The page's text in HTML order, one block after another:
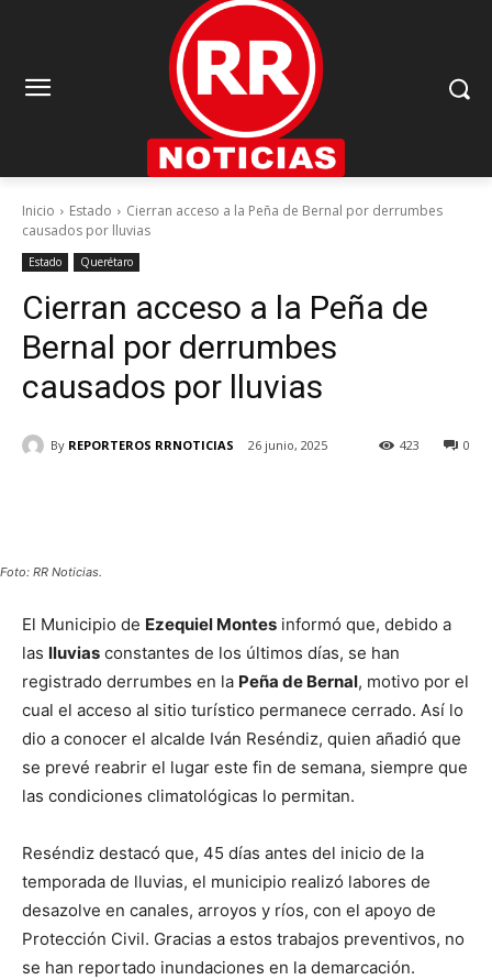
Inicio Estado
Cierran acceso a la Peña de Bernal por derrumbes
causados por lluvias
Estado Querétaro
Cierran acceso a la Peña de
Bernal por derrumbes
causados por lluvias
By REPORTEROS RRNOTICIAS 26 junio, 2025 0
423
Foto: RR Noticias.
El Municipio de Ezequiel Montes informó que, debido a
las lluvias constantes de los últimos días, se han
registrado derrumbes en la Peña de Bernal, motivo por el
cual el acceso al sitio turístico permanece cerrado. Así lo
dio a conocer el alcalde Iván Reséndiz, quien añadió que
se prevé reabrir el lugar este fin de semana, siempre que
las condiciones climatológicas lo permitan.
Reséndiz destacó que, 45 días antes del inicio de la
temporada de lluvias, el municipio realizó labores de
desazolve en canales, arroyos y ríos, con el apoyo de
Protección Civil. Gracias a estos trabajos preventivos, no
se han reportado inundaciones en la demarcación.